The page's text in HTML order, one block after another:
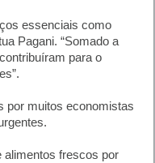
essenciais como
Pagani. “Somado a
para o
por muitos economistas
alimentos frescos por